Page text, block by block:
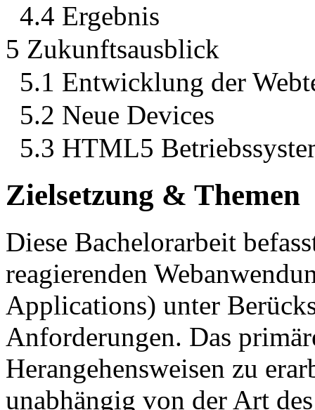
4.4 Ergebnis
5 Zukunftsausblick
5.1 Entwicklung der
5.2 Neue Devices
5.3 HTML5
Zielsetzung & Themen
Diese Bachelorarbeit
reagierenden
Applications) unter
Anforderungen. Das
Herangehensweisen zu
unabhängig von der Art